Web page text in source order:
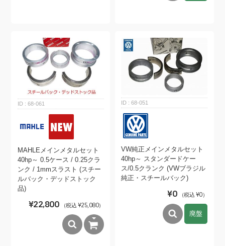
68-061
MAHLEメインメタルセット
40hp～ 0.5ケース / 0.25クラ
ンク / 1mmスラスト (スチー
ルバック・デッドストック
品)
¥22,800 （税込 ¥25,080）
68-051
VW純正メインメタルセット
40hp～ スタンダードケー
ス/0.5クランク (VWブラジル
純正・スチールバック)
¥0 （税込 ¥0）
廃盤